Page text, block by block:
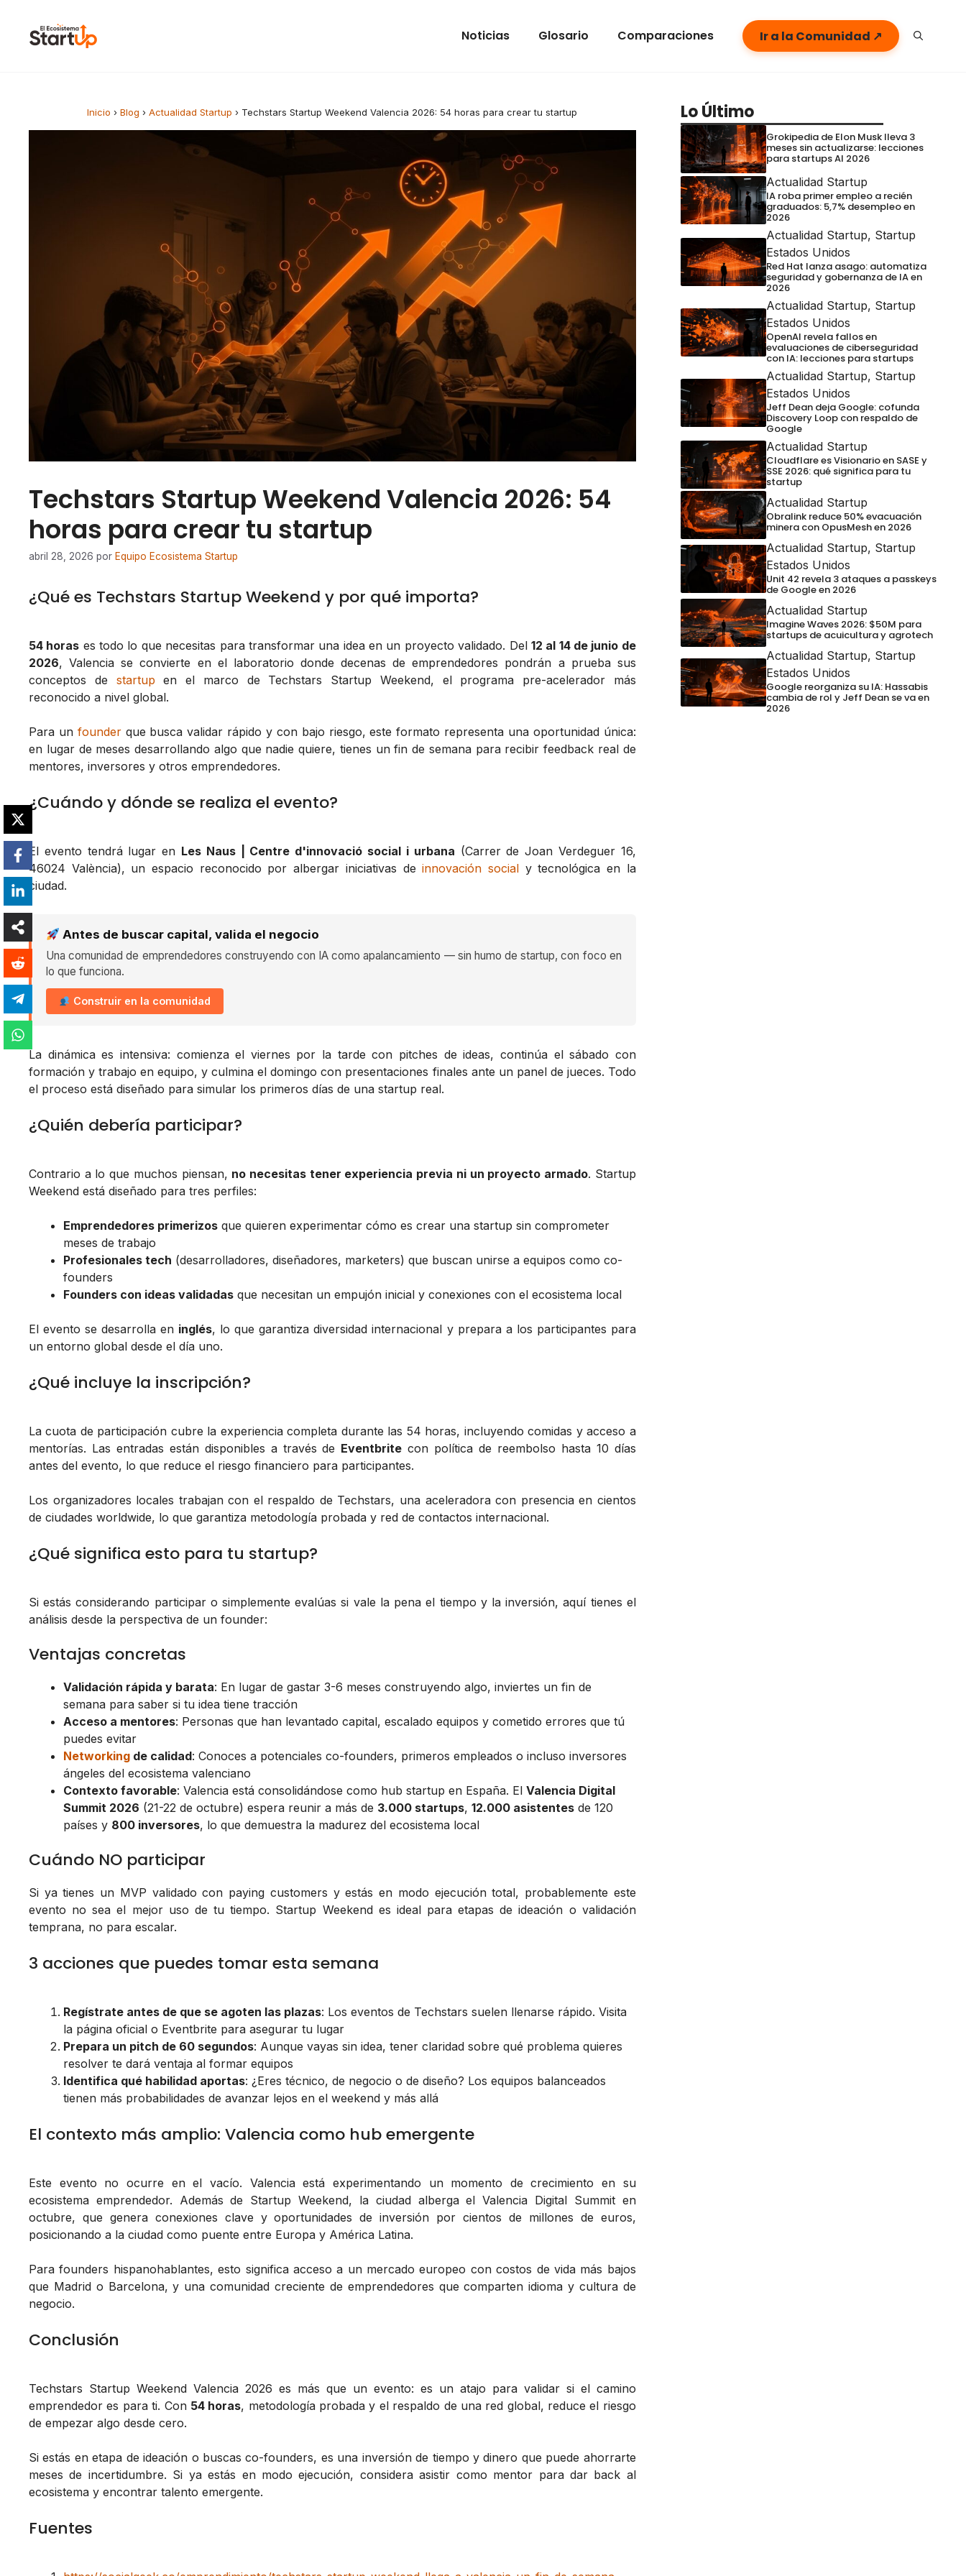
Noticias Glosario Comparaciones Ir a la Comunidad ↗
Inicio › Blog › Actualidad Startup › Techstars Startup Weekend Valencia 2026: 54 horas para crear tu startup
Techstars Startup Weekend Valencia 2026: 54
horas para crear tu startup
abril 28, 2026 por Equipo Ecosistema Startup
¿Qué es Techstars Startup Weekend y por qué importa?
54 horas es todo lo que necesitas para transformar una idea en un proyecto validado. Del 12 al 14 de junio de
2026, Valencia se convierte en el laboratorio donde decenas de emprendedores pondrán a prueba sus
conceptos de startup en el marco de Techstars Startup Weekend, el programa pre-acelerador más
reconocido a nivel global.
Para un founderque busca validar rápido y con bajo riesgo, este formato representa una oportunidad única:
en lugar de meses desarrollando algo que nadie quiere, tienes un fin de semana para recibir feedback real de
mentores, inversores y otros emprendedores.
¿Cuándo y dónde se realiza el evento?
El evento tendrá lugar en Les Naus | Centre d'innovació social i urbana (Carrer de Joan Verdeguer 16,
46024 València), un espacio reconocido por albergar iniciativas deinnovación social y tecnológica en la
ciudad.
Antes de buscar capital, valida el negocio
Una comunidad de emprendedores construyendo con IA como apalancamiento — sin humo de startup, con foco en
lo que funciona.
Construir en la comunidad
La dinámica es intensiva: comienza el viernes por la tarde con pitches de ideas, continúa el sábado con
formación y trabajo en equipo, y culmina el domingo con presentaciones finales ante un panel de jueces. Todo
el proceso está diseñado para simular los primeros días de una startup real.
¿Quién debería participar?
Contrario a lo que muchos piensan, no necesitas tener experiencia previa ni un proyecto armado. Startup
Weekend está diseñado para tres perfiles:
Emprendedores primerizos que quieren experimentar cómo es crear una startup sin comprometer
meses de trabajo
Profesionales tech (desarrolladores, diseñadores, marketers) que buscan unirse a equipos como co-
founders
Founders con ideas validadas que necesitan un empujón inicial y conexiones con el ecosistema local
El evento se desarrolla en inglés, lo que garantiza diversidad internacional y prepara a los participantes para
un entorno global desde el día uno.
¿Qué incluye la inscripción?
La cuota de participación cubre la experiencia completa durante las 54 horas, incluyendo comidas y acceso a
mentorías. Las entradas están disponibles a través de Eventbrite con política de reembolso hasta 10 días
antes del evento, lo que reduce el riesgo financiero para participantes.
Los organizadores locales trabajan con el respaldo de Techstars, una aceleradora con presencia en cientos
de ciudades worldwide, lo que garantiza metodología probada y red de contactos internacional.
¿Qué significa esto para tu startup?
Si estás considerando participar o simplemente evalúas si vale la pena el tiempo y la inversión, aquí tienes el
análisis desde la perspectiva de un founder:
Ventajas concretas
Validación rápida y barata: En lugar de gastar 3-6 meses construyendo algo, inviertes un fin de
semana para saber si tu idea tiene tracción
Acceso a mentores: Personas que han levantado capital, escalado equipos y cometido errores que tú
puedes evitar
Networking de calidad: Conoces a potenciales co-founders, primeros empleados o incluso inversores
ángeles del ecosistema valenciano
Contexto favorable: Valencia está consolidándose como hub startup en España. El Valencia Digital
Summit 2026 (21-22 de octubre) espera reunir a más de 3.000 startups, 12.000 asistentes de 120
países y 800 inversores, lo que demuestra la madurez del ecosistema local
Cuándo NO participar
Si ya tienes un MVP validado con paying customers y estás en modo ejecución total, probablemente este
evento no sea el mejor uso de tu tiempo. Startup Weekend es ideal para etapas de ideación o validación
temprana, no para escalar.
3 acciones que puedes tomar esta semana
Regístrate antes de que se agoten las plazas: Los eventos de Techstars suelen llenarse rápido. Visita
la página oficial o Eventbrite para asegurar tu lugar
Prepara un pitch de 60 segundos: Aunque vayas sin idea, tener claridad sobre qué problema quieres
resolver te dará ventaja al formar equipos
Identifica qué habilidad aportas: ¿Eres técnico, de negocio o de diseño? Los equipos balanceados
tienen más probabilidades de avanzar lejos en el weekend y más allá
El contexto más amplio: Valencia como hub emergente
Este evento no ocurre en el vacío. Valencia está experimentando un momento de crecimiento en su
ecosistema emprendedor. Además de Startup Weekend, la ciudad alberga el Valencia Digital Summit en
octubre, que genera conexiones clave y oportunidades de inversión por cientos de millones de euros,
posicionando a la ciudad como puente entre Europa y América Latina.
Para founders hispanohablantes, esto significa acceso a un mercado europeo con costos de vida más bajos
que Madrid o Barcelona, y una comunidad creciente de emprendedores que comparten idioma y cultura de
negocio.
Conclusión
Techstars Startup Weekend Valencia 2026 es más que un evento: es un atajo para validar si el camino
emprendedor es para ti. Con 54 horas, metodología probada y el respaldo de una red global, reduce el riesgo
de empezar algo desde cero.
Si estás en etapa de ideación o buscas co-founders, es una inversión de tiempo y dinero que puede ahorrarte
meses de incertidumbre. Si ya estás en modo ejecución, considera asistir como mentor para dar back al
ecosistema y encontrar talento emergente.
Fuentes
Lo Último
Grokipedia de Elon Musk lleva 3
meses sin actualizarse: lecciones
para startups AI 2026
Actualidad Startup
IA roba primer empleo a recién
graduados: 5,7% desempleo en
2026
Actualidad Startup, Startup
Estados Unidos
Red Hat lanza asago: automatiza
seguridad y gobernanza de IA en
2026
Actualidad Startup, Startup
Estados Unidos
OpenAI revela fallos en
evaluaciones de ciberseguridad
con IA: lecciones para startups
Actualidad Startup, Startup
Estados Unidos
Jeff Dean deja Google: cofunda
Discovery Loop con respaldo de
Google
Actualidad Startup
Cloudflare es Visionario en SASE y
SSE 2026: qué significa para tu
startup
Actualidad Startup
Obralink reduce 50% evacuación
minera con OpusMesh en 2026
Actualidad Startup, Startup
Estados Unidos
Unit 42 revela 3 ataques a passkeys
de Google en 2026
Actualidad Startup
Imagine Waves 2026: $50M para
startups de acuicultura y agrotech
Actualidad Startup, Startup
Estados Unidos
Google reorganiza su IA: Hassabis
cambia de rol y Jeff Dean se va en
2026